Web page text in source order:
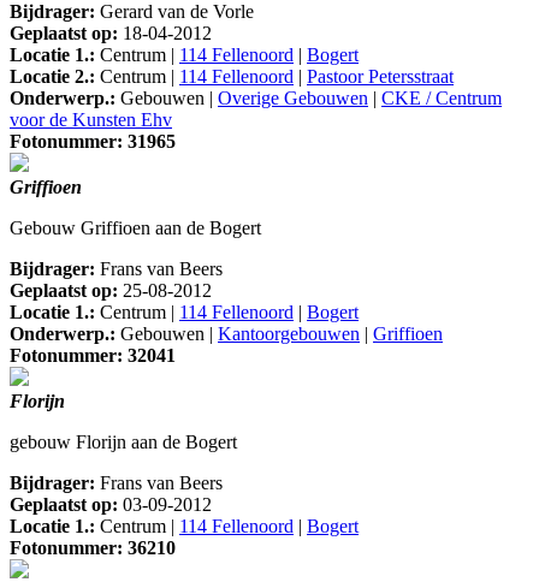
Bijdrager: Gerard van de Vorle
Geplaatst op: 18-04-2012
Locatie 1.: Centrum | 114 Fellenoord | Bogert
Locatie 2.: Centrum | 114 Fellenoord | Pastoor Petersstraat
Onderwerp.: Gebouwen | Overige Gebouwen | CKE / Centrum
voor de Kunsten Ehv
Fotonummer: 31965
Griffioen
Gebouw Griffioen aan de Bogert
Bijdrager: Frans van Beers
Geplaatst op: 25-08-2012
Locatie 1.: Centrum | 114 Fellenoord | Bogert
Onderwerp.: Gebouwen | Kantoorgebouwen | Griffioen
Fotonummer: 32041
Florijn
gebouw Florijn aan de Bogert
Bijdrager: Frans van Beers
Geplaatst op: 03-09-2012
Locatie 1.: Centrum | 114 Fellenoord | Bogert
Fotonummer: 36210